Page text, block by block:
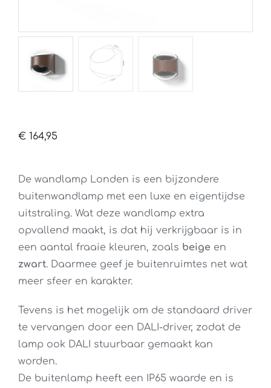
€ 164,95
De wandlamp Londen is een bijzondere
buitenwandlamp met een luxe en eigentijdse
uitstraling. Wat deze wandlamp extra
opvallend maakt, is dat hij verkrijgbaar is in
een aantal fraaie kleuren, zoals beige en
zwart. Daarmee geef je buitenruimtes net wat
meer sfeer en karakter.
Tevens is het mogelijk om de standaard driver
te vervangen door een DALI-driver, zodat de
lamp ook DALI stuurbaar gemaakt kan
worden.
De buitenlamp heeft een IP65 waarde en is